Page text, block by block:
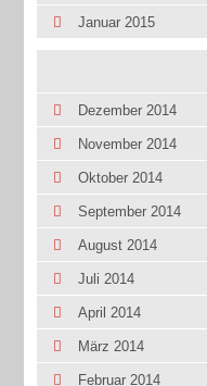
Januar 2015
Dezember 2014
November 2014
Oktober 2014
September 2014
August 2014
Juli 2014
April 2014
März 2014
Februar 2014